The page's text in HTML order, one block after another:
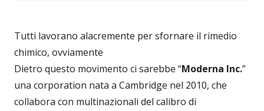
Tutti lavorano alacremente per sfornare il rimedio
chimico, ovviamente
Dietro questo movimento ci sarebbe “Moderna Inc.”
una corporation nata a Cambridge nel 2010, che
collabora con multinazionali del calibro di